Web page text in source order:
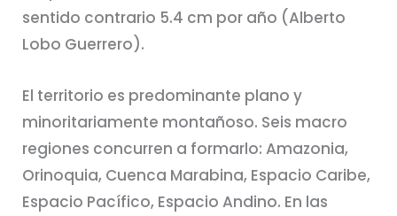
sentido contrario 5.4 cm por año (Alberto
Lobo Guerrero).
El territorio es predominante plano y
minoritariamente montañoso. Seis macro
regiones concurren a formarlo: Amazonia,
Orinoquia, Cuenca Marabina, Espacio Caribe,
Espacio Pacífico, Espacio Andino. En las